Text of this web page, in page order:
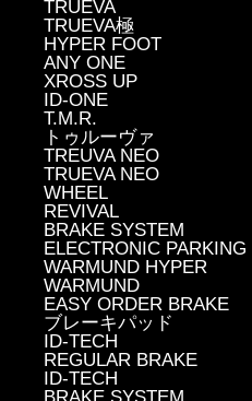
TRUEVA
TRUEVA極
HYPER FOOT
ANY ONE
XROSS UP
ID-ONE
T.M.R.
トゥルーヴァ
TREUVA NEO
TRUEVA NEO
WHEEL
REVIVAL
BRAKE SYSTEM
ELECTRONIC PARKING
WARMUND HYPER
WARMUND
EASY ORDER BRAKE
ブレーキパッド
ID-TECH
REGULAR BRAKE
ID-TECH